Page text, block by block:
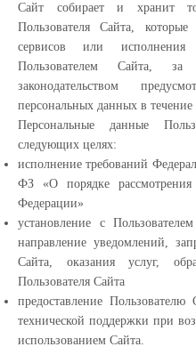
Сайт собирает и хранит
Пользователя Сайта,
сервисов или
Пользователем Сайта, за
законодательством
персональных данных в
Персональные данные
следующих целях:
исполнение требований
ФЗ «О порядке
Федерации»
установление с
направление уведомлений,
Сайта, оказания услуг,
Пользователя Сайта
предоставление
технической поддержки при
использованием Сайта.